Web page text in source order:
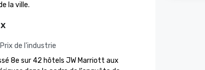
la ville.
Prix de l'industrie
8e sur 42 hôtels JW Marriott aux